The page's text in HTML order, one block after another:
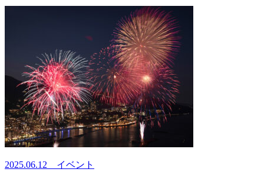
2025.06.12 イベント